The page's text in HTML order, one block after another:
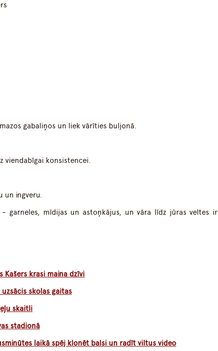
gabaliņos un liek vārīties buljonā.
viendabīgai konsistencei.
un ingveru.
garneles, mīdijas un astoņkājus, un vāra līdz jūras veltes ir
Kašers krasi maina dzīvi
skolas gaitas
skaitli
stadionā
laikā spēj klonēt balsi un radīt viltus video